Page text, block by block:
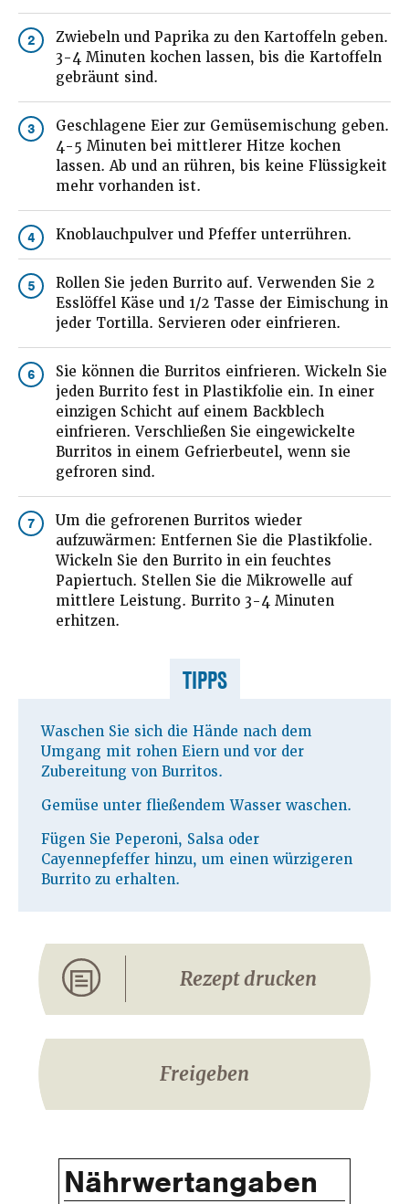
2
Zwiebeln und Paprika zu den Kartoffeln geben.
3-4 Minuten kochen lassen, bis die Kartoffeln
gebräunt sind.
3
Geschlagene Eier zur Gemüsemischung geben.
4-5 Minuten bei mittlerer Hitze kochen
lassen. Ab und an rühren, bis keine Flüssigkeit
mehr vorhanden ist.
4 Knoblauchpulver und Pfeffer unterrühren.
5
Rollen Sie jeden Burrito auf. Verwenden Sie 2
Esslöffel Käse und 1/2 Tasse der Eimischung in
jeder Tortilla. Servieren oder einfrieren.
6
Sie können die Burritos einfrieren. Wickeln Sie
jeden Burrito fest in Plastikfolie ein. In einer
einzigen Schicht auf einem Backblech
einfrieren. Verschließen Sie eingewickelte
Burritos in einem Gefrierbeutel, wenn sie
gefroren sind.
7
Um die gefrorenen Burritos wieder
aufzuwärmen: Entfernen Sie die Plastikfolie.
Wickeln Sie den Burrito in ein feuchtes
Papiertuch. Stellen Sie die Mikrowelle auf
mittlere Leistung. Burrito 3-4 Minuten
erhitzen.
TIPPS
Waschen Sie sich die Hände nach dem
Umgang mit rohen Eiern und vor der
Zubereitung von Burritos.
Gemüse unter fließendem Wasser waschen.
Fügen Sie Peperoni, Salsa oder
Cayennepfeffer hinzu, um einen würzigeren
Burrito zu erhalten.
Rezept drucken
Freigeben
Nährwertangaben